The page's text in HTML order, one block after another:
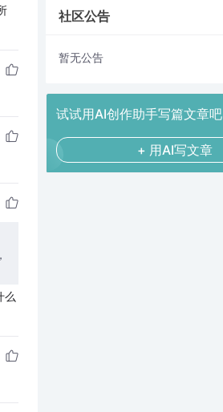
么
社区公告
暂无公告
试试用AI创作助手写篇文章吧
+ 用AI写文章